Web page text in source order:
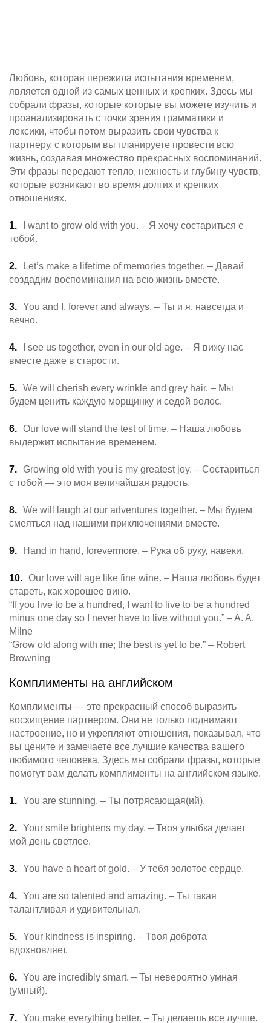
Любовь, которая пережила испытания временем,
является одной из самых ценных и крепких. Здесь мы
собрали фразы, которые которые вы можете изучить и
проанализировать с точки зрения грамматики и
лексики, чтобы потом выразить свои чувства к
партнеру, с которым вы планируете провести всю
жизнь, создавая множество прекрасных воспоминаний.
Эти фразы передают тепло, нежность и глубину чувств,
которые возникают во время долгих и крепких
отношениях.
I want to grow old with you. – Я хочу состариться с
тобой.
Let’s make a lifetime of memories together. – Давай
создадим воспоминания на всю жизнь вместе.
You and I, forever and always. – Ты и я, навсегда и
вечно.
I see us together, even in our old age. – Я вижу нас
вместе даже в старости.
We will cherish every wrinkle and grey hair. – Мы
будем ценить каждую морщинку и седой волос.
Our love will stand the test of time. – Наша любовь
выдержит испытание временем.
Growing old with you is my greatest joy. – Состариться
с тобой — это моя величайшая радость.
We will laugh at our adventures together. – Мы будем
смеяться над нашими приключениями вместе.
Hand in hand, forevermore. – Рука об руку, навеки.
Our love will age like fine wine. – Наша любовь будет
стареть, как хорошее вино.
“If you live to be a hundred, I want to live to be a hundred
minus one day so I never have to live without you.” – A. A.
Milne
“Grow old along with me; the best is yet to be.” – Robert
Browning
Комплименты на английском
Комплименты — это прекрасный способ выразить
восхищение партнером. Они не только поднимают
настроение, но и укрепляют отношения, показывая, что
вы цените и замечаете все лучшие качества вашего
любимого человека. Здесь мы собрали фразы, которые
помогут вам делать комплименты на английском языке.
You are stunning. – Ты потрясающая(ий).
Your smile brightens my day. – Твоя улыбка делает
мой день светлее.
You have a heart of gold. – У тебя золотое сердце.
You are so talented and amazing. – Ты такая
талантливая и удивительная.
Your kindness is inspiring. – Твоя доброта
вдохновляет.
You are incredibly smart. – Ты невероятно умная
(умный).
You make everything better. – Ты делаешь все лучше.